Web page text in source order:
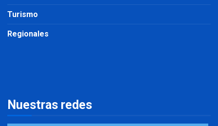
Turismo
Regionales
Nuestras redes